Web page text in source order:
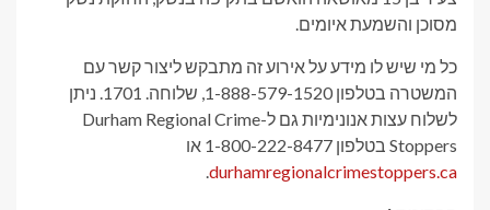
מסוכן והשמעת איומים.
כל מי שיש לו מידע על אירוע זה מתבקש ליצור קשר עם
המשטרה בטלפון 1-888-579-1520, שלוחה. 1701. ניתן
לשלוח עצות אנונימיות גם ל-Durham Regional Crime
Stoppers בטלפון 1-800-222-8477 או
durhamregionalcrimestoppers.ca
.